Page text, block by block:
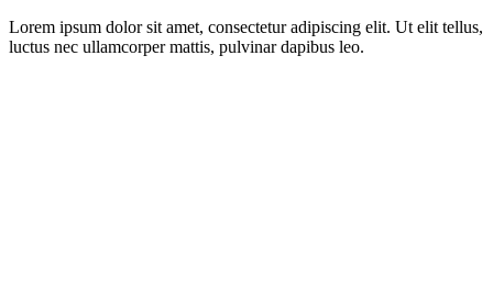
Lorem ipsum dolor sit amet, consectetur adipiscing elit. Ut elit tellus,
luctus nec ullamcorper mattis, pulvinar dapibus leo.